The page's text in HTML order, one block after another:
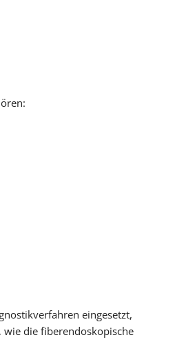
eingesetzt,
wie die fiberendoskopische